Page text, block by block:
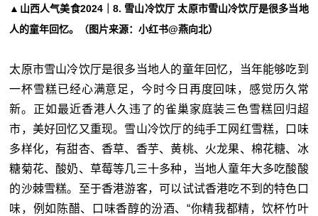
▲山西人气美食2024｜8. 雪山冷饮厅 太原市雪山冷饮厅是很多当地
人的童年回忆。（图片来源：小红书@燕向北）
太原市雪山冷饮厅是很多当地人的童年回忆，当年能够吃到
一杯雪糕已经心满意足，今时今日再度回味，感觉历久常
新。正如最近香港人久违了的雀巢家庭装三色雪糕回归超
市，美好回忆又重现。雪山冷饮厅的纯手工网红雪糕，口味
多样化，有甜杏、香草、香芋、黄桃、火龙果、棉花糖、冰
糖菊花、酸奶、草莓等几三十多种，当地人童年大多吃酸酸
的沙棘雪糕。至于香港游客，可以试试香港吃不到的特色口
味，例如陈醋、口味香醇的汾酒、“你精我都精，饮杯竹叶